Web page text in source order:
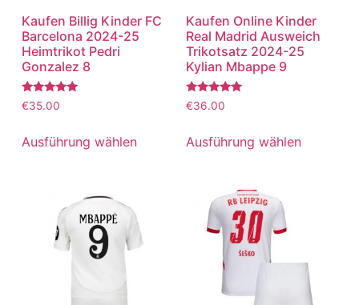
Kaufen Billig Kinder FC
Barcelona 2024-25
Heimtrikot Pedri
Gonzalez 8
Bewertet
mit
von 5
€35.00
Ausführung wählen
Kaufen Online Kinder
Real Madrid Ausweich
Trikotsatz 2024-25
Kylian Mbappe 9
Bewertet
mit
von 5
€36.00
Ausführung wählen